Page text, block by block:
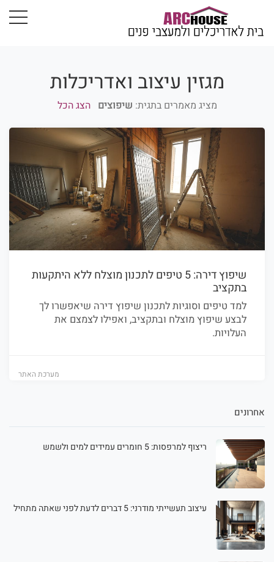
מגזין עיצוב ואדריכלות
מציג מאמרים בתגית: שיפוצים הצג הכל
שיפוץ דירה: 5 טיפים לתכנון מוצלח ללא היתקעות
בתקציב
למד טיפים וסוגיות לתכנון שיפוץ דירה שיאפשרו לך
לבצע שיפוץ מוצלח ובתקציב, ואפילו לצמצם את
העלויות.
מערכת האתר
אחרונים
ריצוף למרפסות: 5 חומרים עמידים למים ולשמש
עיצוב תעשייתי מודרני: 5 דברים לדעת לפני שאתה מתחיל